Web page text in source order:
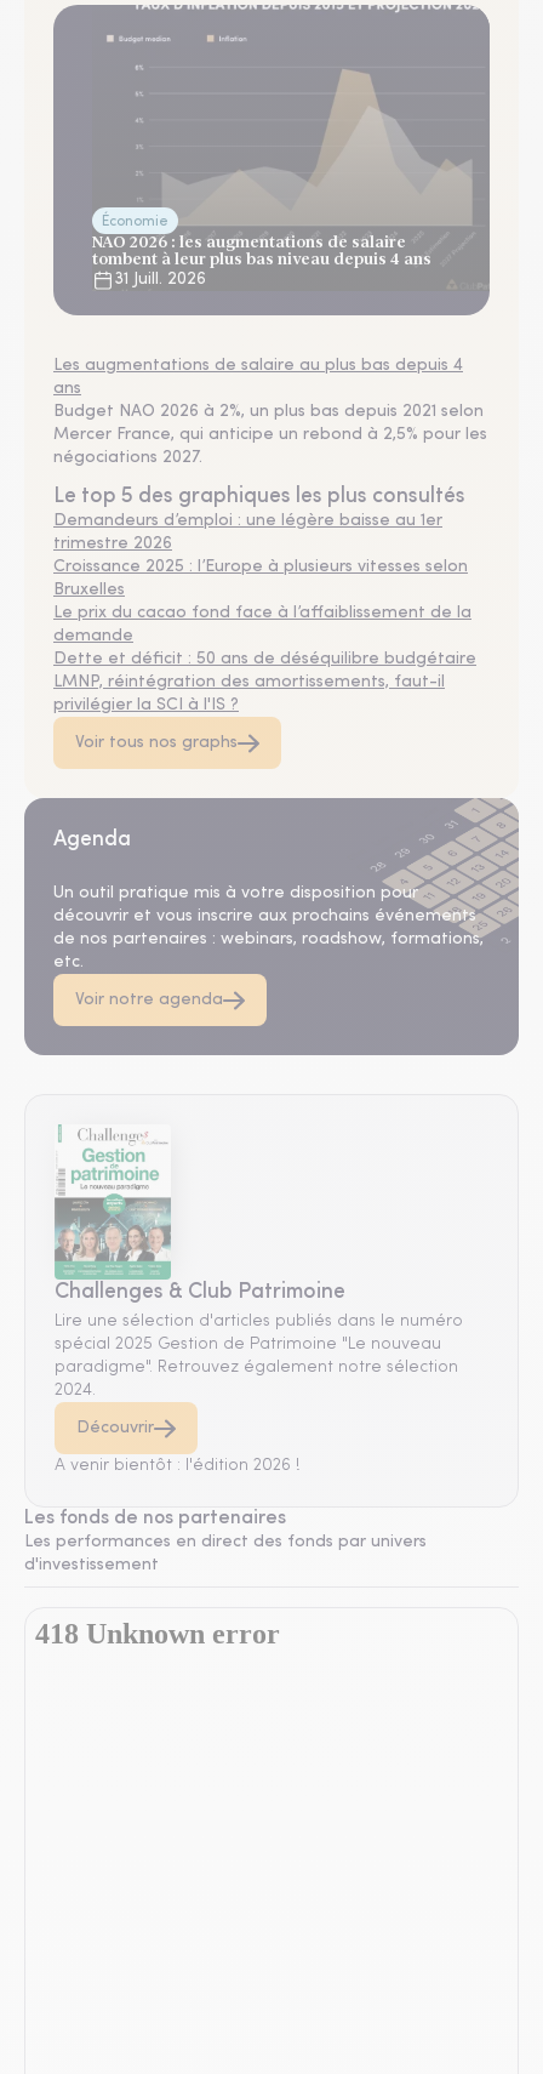
Économie
NAO 2026 : les augmentations de salaire
tombent à leur plus bas niveau depuis 4 ans
31 Juill. 2026
Les augmentations de salaire au plus bas depuis 4
ans
Budget NAO 2026 à 2%, un plus bas depuis 2021 selon
Mercer France, qui anticipe un rebond à 2,5% pour les
négociations 2027.
Le top 5 des graphiques les plus consultés
Demandeurs d’emploi : une légère baisse au 1er
trimestre 2026
Croissance 2025 : l’Europe à plusieurs vitesses selon
Bruxelles
Le prix du cacao fond face à l’affaiblissement de la
demande
Dette et déficit : 50 ans de déséquilibre budgétaire
LMNP, réintégration des amortissements, faut-il
privilégier la SCI à l'IS ?
Voir tous nos graphs
Agenda
Un outil pratique mis à votre disposition pour
découvrir et vous inscrire aux prochains événements
de nos partenaires : webinars, roadshow, formations,
etc.
Voir notre agenda
Challenges & Club Patrimoine
Lire une sélection d'articles publiés dans le numéro
spécial 2025 Gestion de Patrimoine "Le nouveau
paradigme". Retrouvez également notre sélection
2024.
Découvrir
A venir bientôt : l'édition 2026 !
Les fonds de nos partenaires
Les performances en direct des fonds par univers
d'investissement